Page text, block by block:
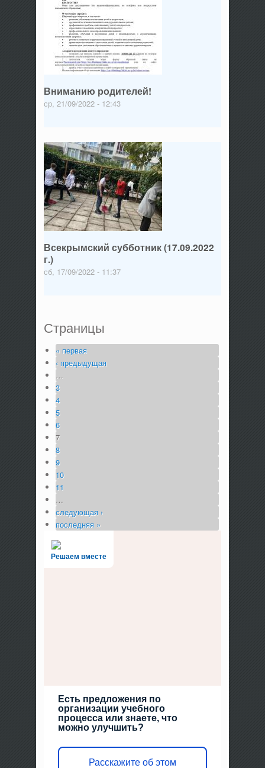
Вниманию родителей!
ср, 21/09/2022 - 12:43
Всекрымский субботник (17.09.2022
г.)
сб, 17/09/2022 - 11:37
Страницы
« первая
‹ предыдущая
…
3
4
5
6
7
8
9
10
11
…
следующая ›
последняя »
Решаем вместе
Есть предложения по
организации учебного
процесса или знаете, что
можно улучшить?
Расскажите об этом